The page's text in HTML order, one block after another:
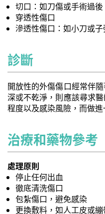
切口：如刀傷或手術過後
穿透性傷口
滲透性傷口：如小刀或子
診斷
開放性的外傷傷口經常伴
深或不乾淨，則應該尋求
程度以及感染風險，而做進
治療和藥物參考
處理原則
停止任何出血
徹底清洗傷口
包紮傷口，避免感染
更換敷料，如人工皮或繃